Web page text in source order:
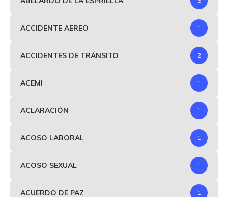
ACCIDENTE AEREO 1
ACCIDENTES DE TRÁNSITO 2
ACEMI 1
ACLARACIÓN 1
ACOSO LABORAL 1
ACOSO SEXUAL 1
ACUERDO DE PAZ 1